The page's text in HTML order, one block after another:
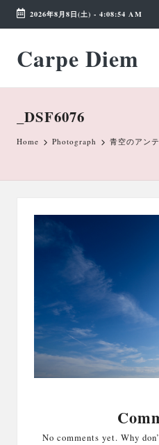
Skip
content
2026年8月8日(土) - 4:08:54 AM
Carpe Diem
Weekend
Wonderland
_DSF6076
Home Photograph 青空のアン
No comments yet. Why